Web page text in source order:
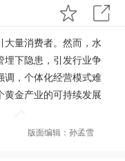
大量消费者。然而，水
埋下隐患，引发行业争
调，个体化经营模式难
黄金产业的可持续发展
版面编辑：孙孟雪